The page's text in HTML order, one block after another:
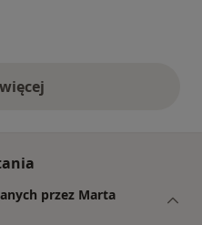
opinie powyżej
przez Marta